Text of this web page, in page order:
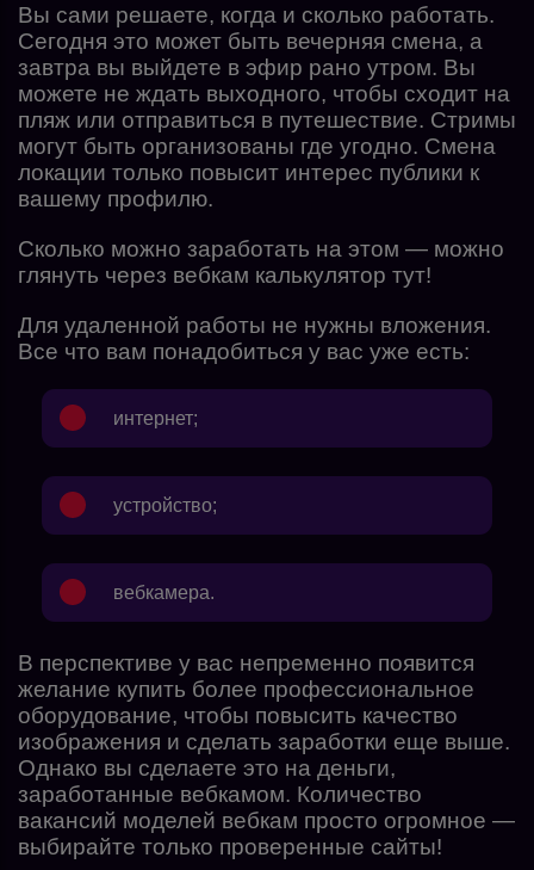
Вы сами решаете, когда и сколько работать.
Сегодня это может быть вечерняя смена, а
завтра вы выйдете в эфир рано утром. Вы
можете не ждать выходного, чтобы сходит на
пляж или отправиться в путешествие. Стримы
могут быть организованы где угодно. Смена
локации только повысит интерес публики к
вашему профилю.
Сколько можно заработать на этом — можно
глянуть через вебкам калькулятор тут!
Для удаленной работы не нужны вложения.
Все что вам понадобиться у вас уже есть:
интернет;
устройство;
вебкамера.
В перспективе у вас непременно появится
желание купить более профессиональное
оборудование, чтобы повысить качество
изображения и сделать заработки еще выше.
Однако вы сделаете это на деньги,
заработанные вебкамом. Количество
вакансий моделей вебкам просто огромное —
выбирайте только проверенные сайты!